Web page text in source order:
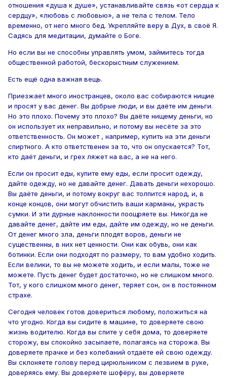
отношения «душа к душе», устанавливайте связь «от сердца к
сердцу», «любовь с любовью», а не тела с телом. Тело
временно, от него много бед. Укрепляйте веру в Дух, в своё Я.
Садясь для медитации, думайте о Боге.
Но если вы не способны управлять умом, займитесь тогда
общественной работой, бескорыстным служением.
Есть ещё одна важная вещь.
Приезжает много иностранцев, около вас собираются нищие
и просят у вас денег. Вы добрые люди, и вы даёте им деньги.
Но это плохо. Почему это плохо? Вы даёте нищему деньги, но
он использует их неправильно, и потому вы несёте за это
ответственность. Он может , например, купить на эти деньги
спиртного. А кто ответственен за то, что он опускается? Тот,
кто даёт деньги, и грех ляжет на вас, а не на него.
Если он просит еды, купите ему еды, если просит одежду,
дайте одежду, но не давайте денег. Давать деньги нехорошо.
Вы даёте деньги, и потому вокруг вас толпится народ, и, в
конце концов, они могут обчистить ваши карманы, украсть
сумки. И эти дурные наклонности поощряете вы. Никогда не
давайте денег, дайте им еды, дайте им одежду, но не деньги.
От денег много зла, деньги плодят воров, деньги не
существенны, в них нет ценности. Они как обувь, они как
ботинки. Если они подходят по размеру, то вам удобно ходить.
Если велики, то вы не можете ходить, и если малы, тоже не
можете. Пусть денег будет достаточно, но не слишком много.
Тот, у кого слишком много денег, теряет сон, он в постоянном
страхе.
Сегодня человек готов довериться любому, положиться на
что угодно. Когда вы сидите в машине, то доверяете свою
жизнь водителю. Когда вы спите у себя дома, то доверяете
сторожу, вы спокойно засыпаете, полагаясь на сторожа. Вы
доверяете прачке и без колебаний отдаёте ей свою одежду.
Вы склоняете голову перед цирюльником с лезвием в руке,
доверяясь ему. Вы доверяете шофёру, вы доверяете